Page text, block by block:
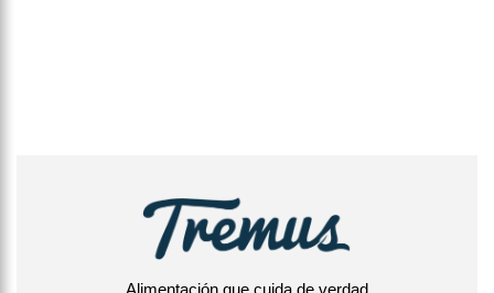
Alimentación que cuida de verdad